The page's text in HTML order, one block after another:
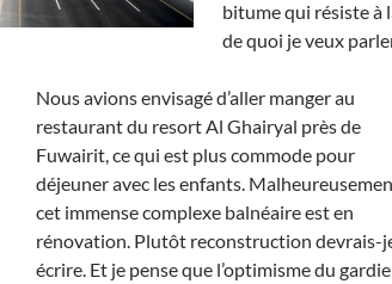
bitume qui résiste à
de quoi je veux
Nous avions envisagé d’aller manger au
restaurant du resort Al Ghairyal près de
Fuwairit, ce qui est plus commode pour
déjeuner avec les enfants.
cet immense complexe balnéaire est en
rénovation. Plutôt reconstruction devrais-
écrire. Et je pense que l’optimisme du